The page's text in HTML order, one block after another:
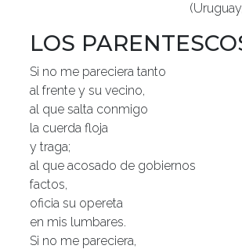
LOS
Si no me pareciera tanto
al frente y su vecino,
al que salta conmigo
la cuerda floja
y traga;
al que acosado de gobiernos
factos,
oficia su opereta
en mis lumbares.
Si no me pareciera,